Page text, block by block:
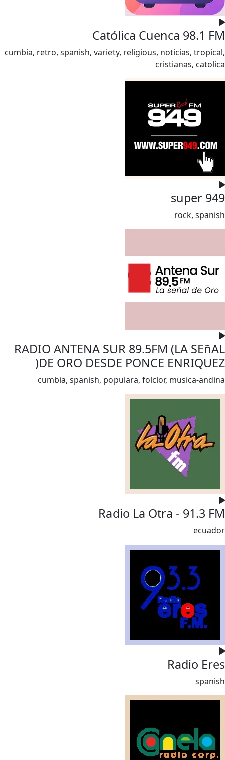
Católica Cuenca 98.1 FM
cumbia, retro, spanish, variety, religious, noticias, tropical,
cristianas, catolica
super 949
rock, spanish
RADIO ANTENA SUR 89.5FM (LA SEñAL
DE ORO DESDE PONCE ENRIQUEZ(
cumbia, spanish, populara, folclor, musica-andina
Radio La Otra - 91.3 FM
ecuador
Radio Eres
spanish